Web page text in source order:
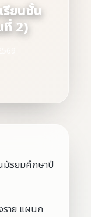
รียนชั้น
ที่ 2)
มัธยมศึกษาปี
ราย แผนก